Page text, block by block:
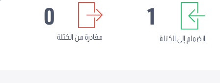
1
انضمام إلى الكتلة
0
مغادرة من الكتلة